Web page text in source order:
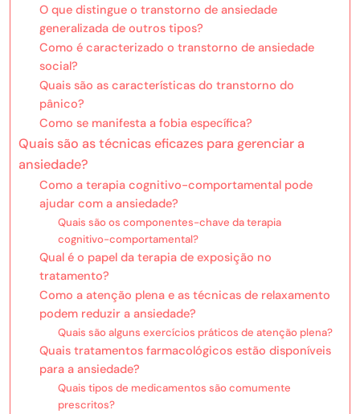
O que distingue o transtorno de ansiedade
generalizada de outros tipos?
Como é caracterizado o transtorno de ansiedade
social?
Quais são as características do transtorno do
pânico?
Como se manifesta a fobia específica?
Quais são as técnicas eficazes para gerenciar a
ansiedade?
Como a terapia cognitivo-comportamental pode
ajudar com a ansiedade?
Quais são os componentes-chave da terapia
cognitivo-comportamental?
Qual é o papel da terapia de exposição no
tratamento?
Como a atenção plena e as técnicas de relaxamento
podem reduzir a ansiedade?
Quais são alguns exercícios práticos de atenção plena?
Quais tratamentos farmacológicos estão disponíveis
para a ansiedade?
Quais tipos de medicamentos são comumente
prescritos?